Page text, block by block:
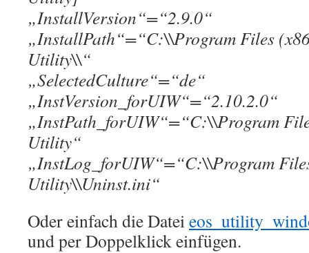
„InstallVersion“=“2.9.0“
„InstallPath“=“C:\\Program Files
Utility\\“
„SelectedCulture“=“de“
„InstVersion_forUIW“=“2.10.2.0“
„InstPath_forUIW“=“C:\\Program
Utility“
„InstLog_forUIW“=“C:\\Program
Utility\\Uninst.ini“
Oder einfach die Datei
und per Doppelklick einfügen.